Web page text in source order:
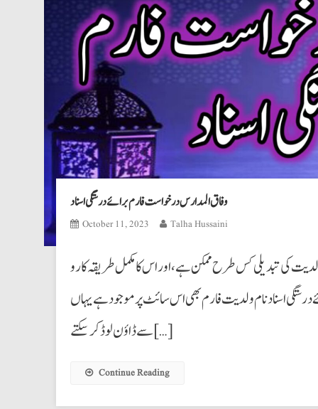
وفاق المدارس درخواست فارم برائے درستگی اسناد
October 11, 2023 Talha Hussaini
کی تبدیلی کس طرح ممکن ہے ،اور اس کا مکمل طریقہ کار و
اسناد نام ولدیت فارم بھی اس سائٹ پر موجود ہے یہاں
سے ڈاؤن لوڈ کرسکتے […]
Continue Reading